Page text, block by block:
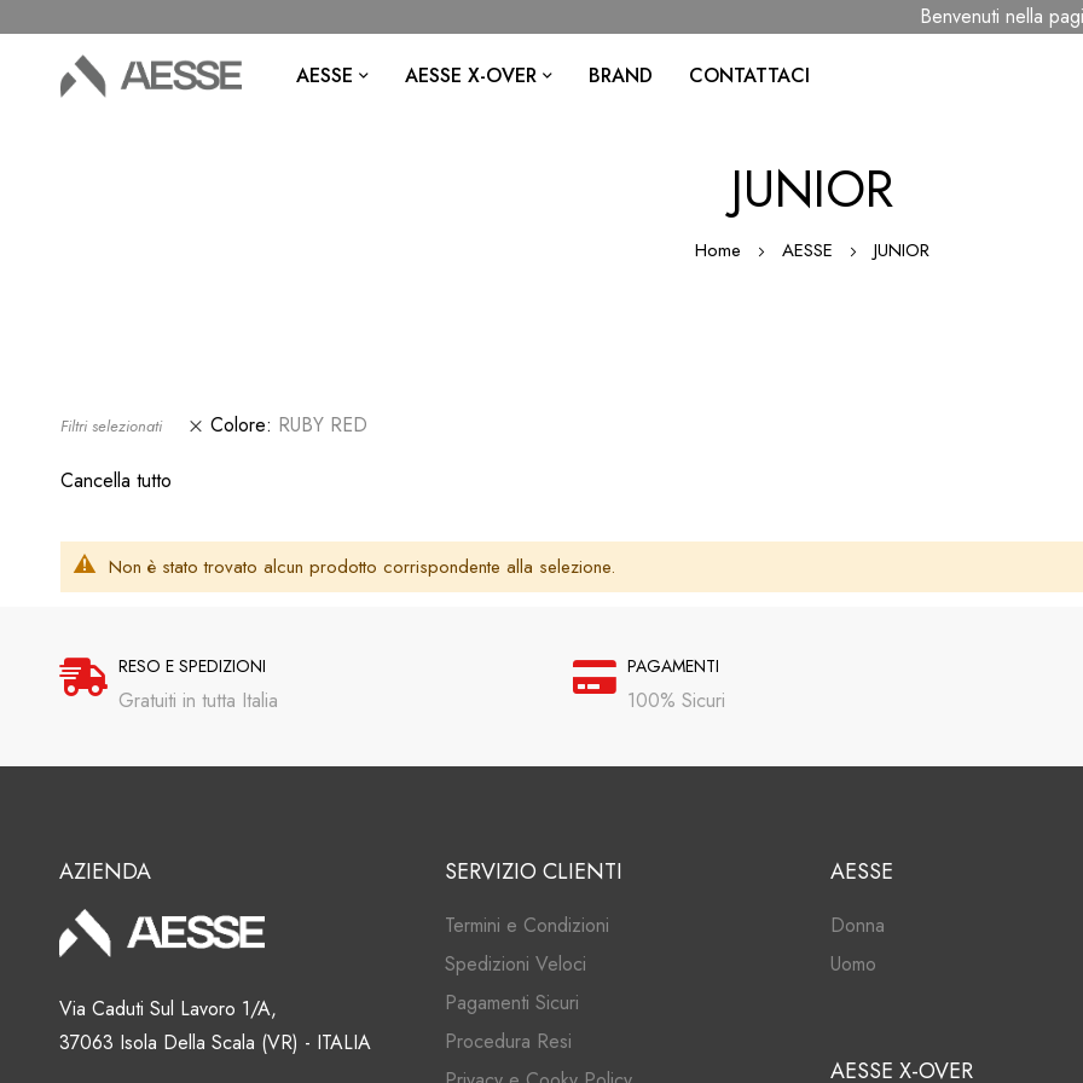
Benvenuti nella
AESSE AESSE X-OVER BRAND CONTATTACI
JUNIOR
Home AESSE JUNIOR
Filtri selezionati Colore RUBY RED
Cancella tutto
Non è stato trovato alcun prodotto corrispondente alla selezione.
RESO E SPEDIZIONI
Gratuiti in tutta Italia
PAGAMENTI
100% Sicuri
AZIENDA
Via Caduti Sul Lavoro 1/A,
37063 Isola Della Scala (VR) - ITALIA
SERVIZIO CLIENTI
Termini e Condizioni
Spedizioni Veloci
Pagamenti Sicuri
Procedura Resi
AESSE
Donna
Uomo
AESSE X-OVER